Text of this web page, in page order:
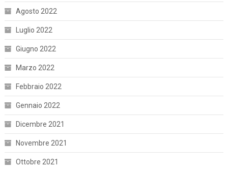
Agosto 2022
Luglio 2022
Giugno 2022
Marzo 2022
Febbraio 2022
Gennaio 2022
Dicembre 2021
Novembre 2021
Ottobre 2021